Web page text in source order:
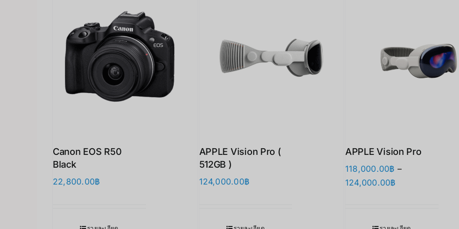
Canon EOS R50
Black
22,800.00฿
APPLE Vision Pro (
512GB )
124,000.00฿
APPLE Vision Pro
118,000.00฿ –
124,000.00฿
through